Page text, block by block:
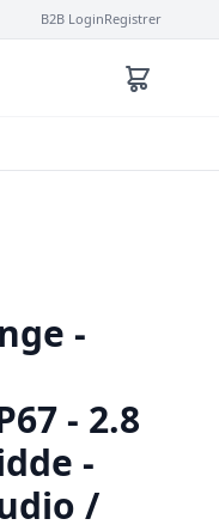
B2B LoginRegistrer
-
- 2.8
-
/